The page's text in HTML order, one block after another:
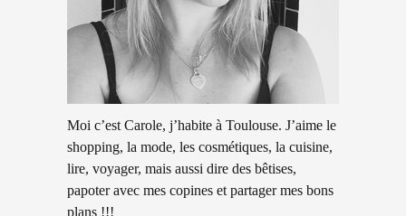
Moi c’est Carole, j’habite à Toulouse. J’aime le
shopping, la mode, les cosmétiques, la cuisine,
lire, voyager, mais aussi dire des bêtises,
papoter avec mes copines et partager mes bons
plans !!!